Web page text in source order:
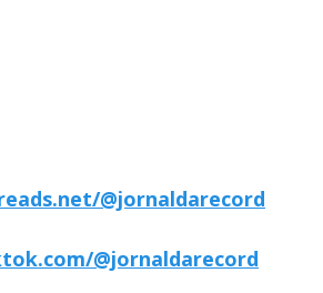
@jornaldarecord
@jornaldarecord